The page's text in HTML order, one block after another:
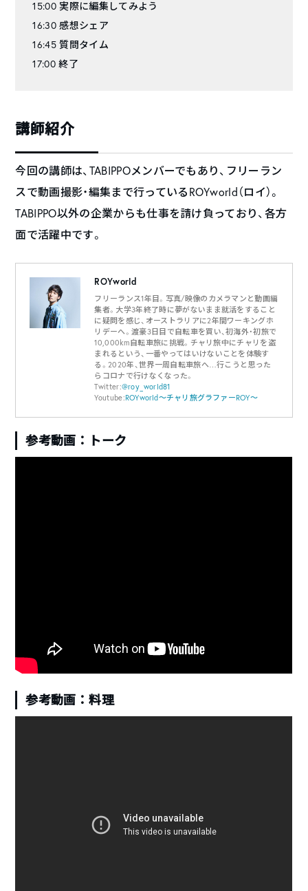
15:00 実際に編集してみよう
16:30 感想シェア
16:45 質問タイム
17:00 終了
講師紹介
今回の講師は、TABIPPOメンバーでもあり、フリーラン
スで動画撮影・編集まで行っているROYworld（ロイ）。
TABIPPO以外の企業からも仕事を請け負っており、各方
面で活躍中です。
ROYworld
フリーランス1年目。写真/映像のカメラマンと動画編
集者。大学3年終了時に夢がないまま就活をすること
に疑問を感じ、オーストラリアに2年間ワーキングホ
リデーへ。渡豪3日目で自転車を買い、初海外・初旅で
10,000km自転車旅に挑戦。チャリ旅中にチャリを盗
まれるという、一番やってはいけないことを体験す
る。2020年、世界一周自転車旅へ…行こうと思った
らコロナで行けなくなった。
Twitter:@roy_world81
Youtube:ROYworld〜チャリ旅グラファーROY〜
参考動画：トーク
参考動画：料理